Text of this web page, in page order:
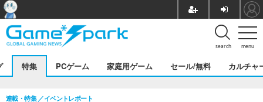
menu
search
特集 PCゲーム 家庭用ゲーム セール/無料 カルチャ
連載・特集 イベントレポート